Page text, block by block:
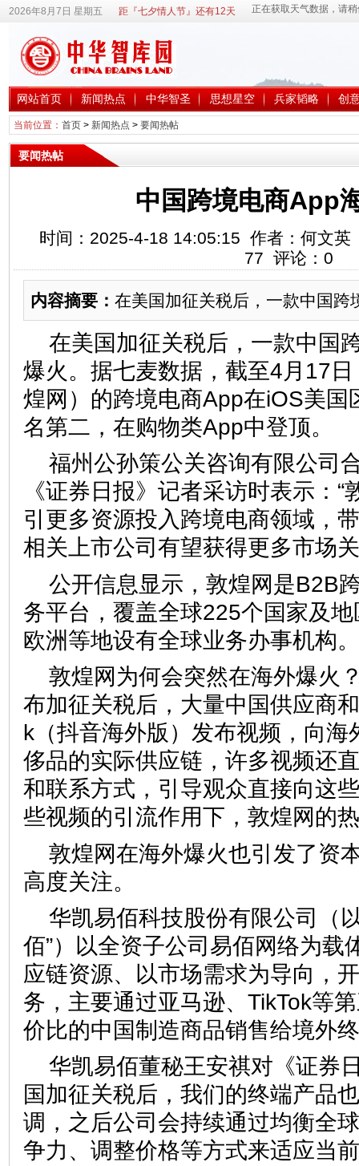
2026年8月7日 星期五 距『七夕情人节』还有12天
网站首页 新闻热点 中华智圣 思想星空 兵家韬略 创
当前位置： 首页> 新闻热点 > 要闻热帖
要闻热帖
中国跨境电商App
时间：2025-4-18 14:05:15 作者：何文
77 评论： 0
内容摘要： 在美国加征关税后，一款中国跨
在美国加征关税后，一款中国
爆火。据七麦数据，截至4月17
煌网）的跨境电商App在iOS美国
名第二，在购物类App中登顶。
福州公孙策公关咨询有限公司
《证券日报》记者采访时表示：
引更多资源投入跨境电商领域，
相关上市公司有望获得更多市场
公开信息显示，敦煌网是B2B
务平台，覆盖全球225个国家及
欧洲等地设有全球业务办事机构。
敦煌网为何会突然在海外爆火
布加征关税后，大量中国供应商
k（抖音海外版）发布视频，向海
侈品的实际供应链，许多视频还
和联系方式，引导观众直接向这
些视频的引流作用下，敦煌网的
敦煌网在海外爆火也引发了资
高度关注。
华凯易佰科技股份有限公司（
佰”）以全资子公司易佰网络为载
应链资源、以市场需求为导向，
务，主要通过亚马逊、TikTok等
价比的中国制造商品销售给境外
华凯易佰董秘王安祺对《证券
国加征关税后，我们的终端产品
调，之后公司会持续通过均衡全
争力、调整价格等方式来适应当